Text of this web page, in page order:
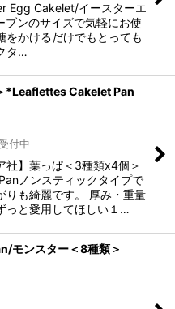
Egg Cakelet/イースターエ
ブンのサイズで気軽にお使
をかけるだけでもとっても
タ…
*Leaflettes Cakelet Pan
付中
社】葉っぱ＜3種類x4個＞
ノンスティックタイプで
りも綺麗です。 厚み・重量
っと愛用してほしい１…
モンスター＜8種類＞